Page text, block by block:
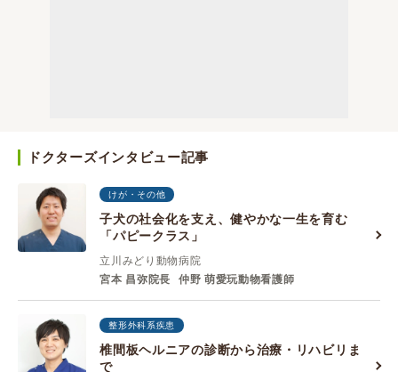
ドクターズインタビュー記事
けが・その他
子犬の社会化を支え、健やかな一生を育む
「パピークラス」
立川みどり動物病院
宮本 昌弥院長
仲野 萌愛玩動物看護師
整形外科系疾患
椎間板ヘルニアの診断から治療・リハビリま
で